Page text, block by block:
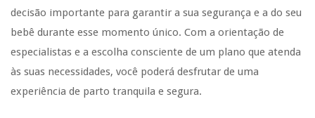
decisão importante para garantir a sua segurança e a do seu
bebê durante esse momento único. Com a orientação de
especialistas e a escolha consciente de um plano que atenda
às suas necessidades, você poderá desfrutar de uma
experiência de parto tranquila e segura.